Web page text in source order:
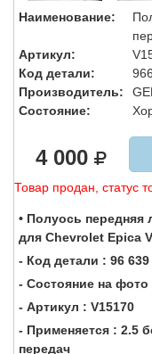
Наименование:
Артикул:
Код детали:
Производитель:
Состояние:
4 000
Товар продан, статус
• Полуось
для Chevrolet Epica
- Код детали : 96 639
- Состояние на фото
- Артикул : V15170
- Применяется : 2.5
передач